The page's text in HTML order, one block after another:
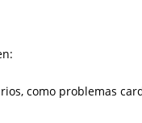
como problemas